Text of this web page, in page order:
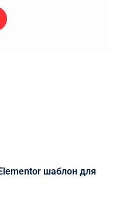
шаблон для